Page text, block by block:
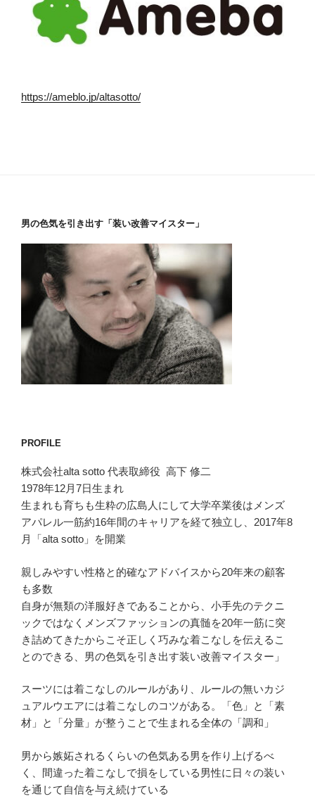
https://ameblo.jp/altasotto/
男の色気を引き出す「装い改善マイスター」
PROFILE
株式会社alta sotto 代表取締役 高下 修二
1978年12月7日生まれ
生まれも育ちも生粋の広島人にして大学卒業後はメンズ
アパレル一筋約16年間のキャリアを経て独立し、2017年8
月「alta sotto」を開業
親しみやすい性格と的確なアドバイスから20年来の顧客
も多数
自身が無類の洋服好きであることから、小手先のテクニ
ックではなくメンズファッションの真髄を20年一筋に突
き詰めてきたからこそ正しく巧みな着こなしを伝えるこ
とのできる、男の色気を引き出す装い改善マイスター」
スーツには着こなしのルールがあり、ルールの無いカジ
ュアルウエアには着こなしのコツがある。「色」と「素
材」と「分量」が整うことで生まれる全体の「調和」
男から嫉妬されるくらいの色気ある男を作り上げるべ
く、間違った着こなしで損をしている男性に日々の装い
を通じて自信を与え続けている